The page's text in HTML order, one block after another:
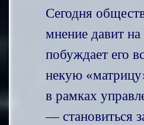
Сегодня
мнение давит на
побуждает его
некую
в рамках
— становиться